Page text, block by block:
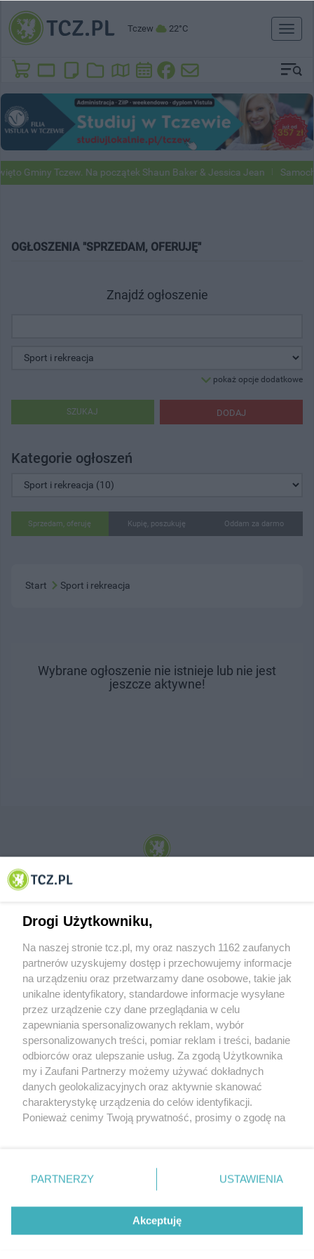
Tczew 22°C
Toggle
Gminy Tczew. Na początek Shaun Baker & Jessica Jean
OGŁOSZENIA "SPRZEDAM, OFERUJĘ"
Znajdź ogłoszenie
pokaż opcje dodatkowe
DODAJ
SZUKAJ
Kategorie ogłoszeń
Sprzedam, oferuję Kupię, poszukuję Oddam za darmo
Start Sport i rekreacja
Wybrane ogłoszenie nie istnieje lub nie jest
jeszcze aktywne!
© 2001-2026 Tczew - TCZ.PL Sp. z o.o. Internetowy Serwis Informacyjny Miasta
O FIRMIE POLITYKA PRYWATNOŚCI HOSTING
REKLAMA WSPÓŁPRACA RSS FACEBOOK KONTAKT
Nasze serwisy
Aktualności
Tcz24
Historia miasta
Muzyka i kultura
Archiwum wydarzeń
Zdjęcia miasta
Drogi Użytkowniku,
Na naszej stronie tcz.pl, my oraz naszych 1162 zaufanych
partnerów uzyskujemy dostęp i przechowujemy informacje
na urządzeniu oraz przetwarzamy dane osobowe, takie jak
unikalne identyfikatory, standardowe informacje wysyłane
przez urządzenie czy dane przeglądania w celu
zapewniania spersonalizowanych reklam, wybór
spersonalizowanych treści, pomiar reklam i treści, badanie
odbiorców oraz ulepszanie usług. Za zgodą Użytkownika
my i Zaufani Partnerzy możemy używać dokładnych
danych geolokalizacyjnych oraz aktywnie skanować
charakterystykę urządzenia do celów identyfikacji.
Ponieważ cenimy Twoją prywatność, prosimy o zgodę na
znajdujący się w lewym dolnym rogu strony
. Niektóre
przetwarzaniu. Preferencje będą miały zastosowania tylko
PARTNERZY USTAWIENIA
Akceptuję